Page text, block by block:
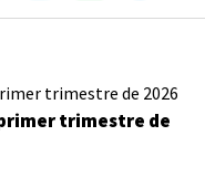
trimestre de